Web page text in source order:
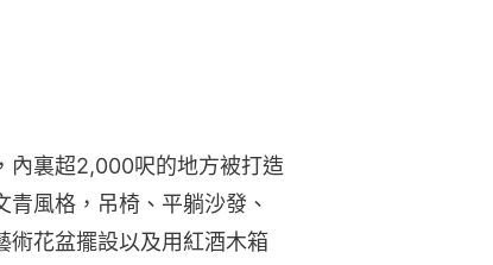
內裏超2,000呎的地方被打造
風格，吊椅、平躺沙發、
術花盆擺設以及用紅酒木箱